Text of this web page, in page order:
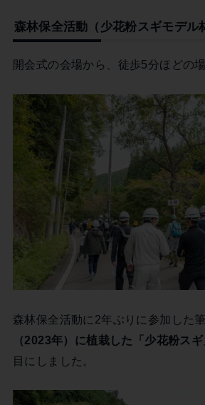
森林保全活動（少花粉スギモデル
開会式の会場から、徒歩5分ほどの
森林保全活動に2年ぶりに参加した筆
（2023年）に植栽した「少花粉ス
目にしました。